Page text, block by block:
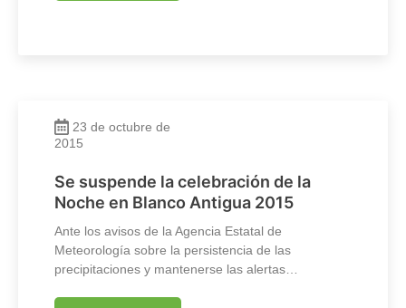
23 de octubre de
2015
Se suspende la celebración de la
Noche en Blanco Antigua 2015
Ante los avisos de la Agencia Estatal de
Meteorología sobre la persistencia de las
precipitaciones y mantenerse las alertas…